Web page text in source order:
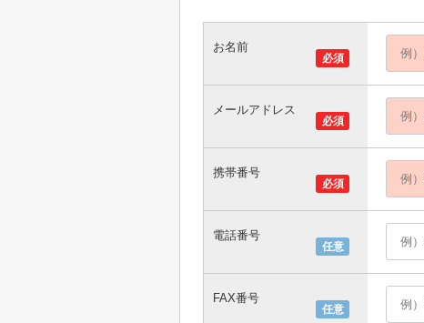
必須
お名前
必須
メールアドレス
必須
携帯番号
任意
電話番号
任意
FAX番号